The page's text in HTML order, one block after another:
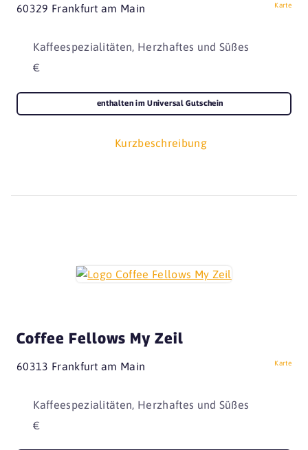
60329 Frankfurt am Main Karte
Kaffeespezialitäten, Herzhaftes und Süßes
€
Kurzbeschreibung
enthalten im Universal Gutschein
Coffee Fellows My Zeil
60313 Frankfurt am Main Karte
Kaffeespezialitäten, Herzhaftes und Süßes
€